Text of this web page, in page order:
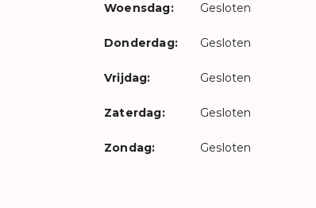
Woensdag: Gesloten
Donderdag: Gesloten
Vrijdag: Gesloten
Zaterdag: Gesloten
Zondag: Gesloten